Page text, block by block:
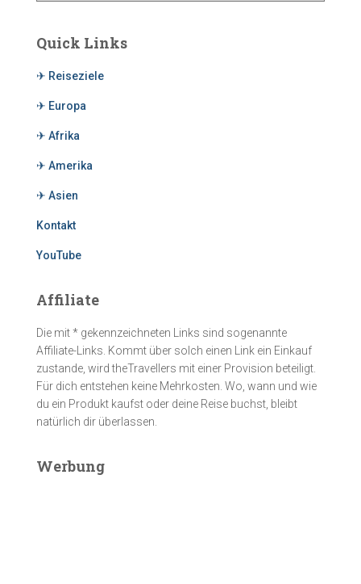
Quick Links
✈ Reiseziele
✈ Europa
✈ Afrika
✈ Amerika
✈ Asien
Kontakt
YouTube
Affiliate
Die mit * gekennzeichneten Links sind sogenannte
Affiliate-Links. Kommt über solch einen Link ein Einkauf
zustande, wird theTravellers mit einer Provision beteiligt.
Für dich entstehen keine Mehrkosten. Wo, wann und wie
du ein Produkt kaufst oder deine Reise buchst, bleibt
natürlich dir überlassen.
Werbung